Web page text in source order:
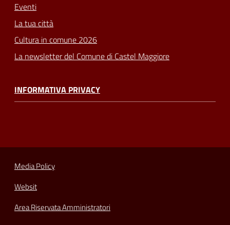
Eventi
La tua città
Cultura in comune 2026
La newsletter del Comune di Castel Maggiore
INFORMATIVA PRIVACY
Media Policy
Websit
Area Riservata Amministratori